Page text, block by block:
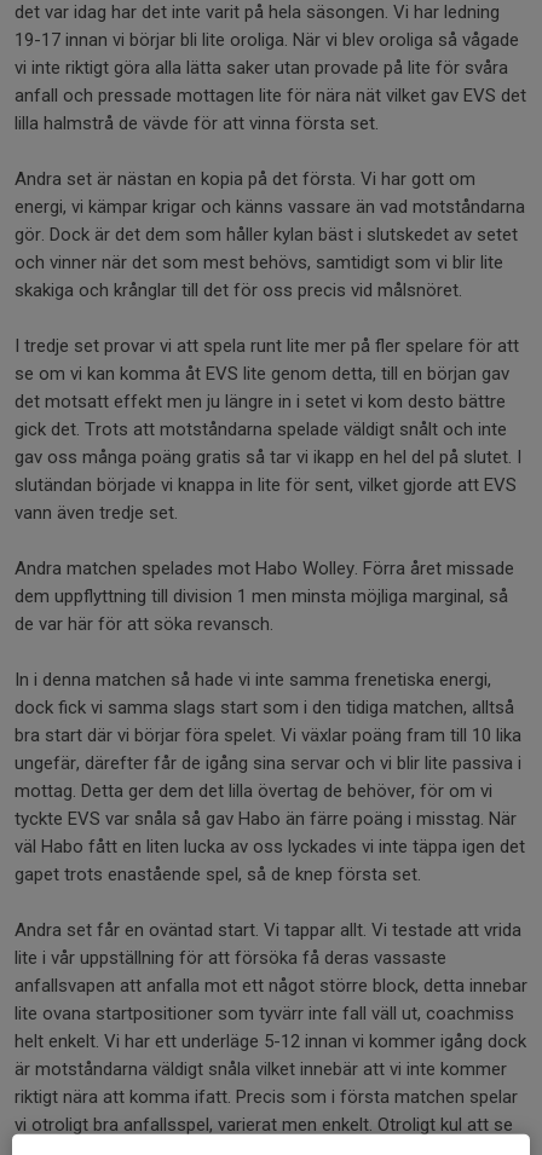
det var idag har det inte varit på hela säsongen. Vi har ledning
19-17 innan vi börjar bli lite oroliga. När vi blev oroliga så vågade
vi inte riktigt göra alla lätta saker utan provade på lite för svåra
anfall och pressade mottagen lite för nära nät vilket gav EVS det
lilla halmstrå de vävde för att vinna första set.
Andra set är nästan en kopia på det första. Vi har gott om
energi, vi kämpar krigar och känns vassare än vad motståndarna
gör. Dock är det dem som håller kylan bäst i slutskedet av setet
och vinner när det som mest behövs, samtidigt som vi blir lite
skakiga och krånglar till det för oss precis vid målsnöret.
I tredje set provar vi att spela runt lite mer på fler spelare för att
se om vi kan komma åt EVS lite genom detta, till en början gav
det motsatt effekt men ju längre in i setet vi kom desto bättre
gick det. Trots att motståndarna spelade väldigt snålt och inte
gav oss många poäng gratis så tar vi ikapp en hel del på slutet. I
slutändan började vi knappa in lite för sent, vilket gjorde att EVS
vann även tredje set.
Andra matchen spelades mot Habo Wolley. Förra året missade
dem uppflyttning till division 1 men minsta möjliga marginal, så
de var här för att söka revansch.
In i denna matchen så hade vi inte samma frenetiska energi,
dock fick vi samma slags start som i den tidiga matchen, alltså
bra start där vi börjar föra spelet. Vi växlar poäng fram till 10 lika
ungefär, därefter får de igång sina servar och vi blir lite passiva i
mottag. Detta ger dem det lilla övertag de behöver, för om vi
tyckte EVS var snåla så gav Habo än färre poäng i misstag. När
väl Habo fått en liten lucka av oss lyckades vi inte täppa igen det
gapet trots enastående spel, så de knep första set.
Andra set får en oväntad start. Vi tappar allt. Vi testade att vrida
lite i vår uppställning för att försöka få deras vassaste
anfallsvapen att anfalla mot ett något större block, detta innebar
lite ovana startpositioner som tyvärr inte fall väll ut, coachmiss
helt enkelt. Vi har ett underläge 5-12 innan vi kommer igång dock
är motståndarna väldigt snåla vilket innebär att vi inte kommer
riktigt nära att komma ifatt. Precis som i första matchen spelar
vi otroligt bra anfallsspel, varierat men enkelt. Otroligt kul att se